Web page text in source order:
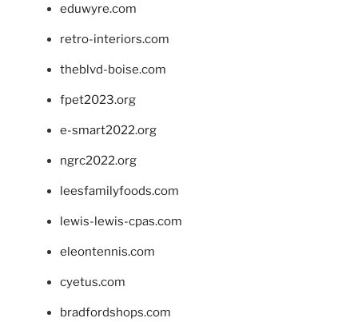
eduwyre.com
retro-interiors.com
theblvd-boise.com
fpet2023.org
e-smart2022.org
ngrc2022.org
leesfamilyfoods.com
lewis-lewis-cpas.com
eleontennis.com
cyetus.com
bradfordshops.com